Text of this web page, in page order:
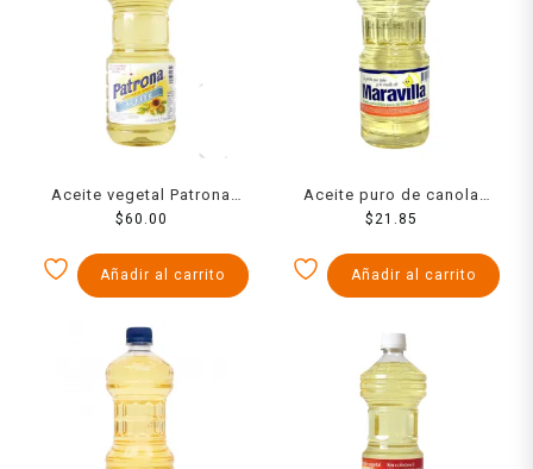
Aceite vegetal Patrona
mixto 1.5 l
$60.00
Añadir al carrito
Aceite puro de canola
Maravilla 500 ml
$21.85
Añadir al carrito